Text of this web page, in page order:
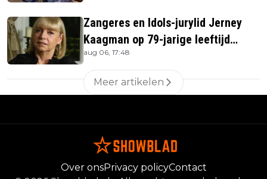
Zangeres en Idols-jurylid Jerney
Kaagman op 79-jarige leeftijd
overleden
aug 06, 17:48
Meer artikelen
Over onsPrivacy policyContact